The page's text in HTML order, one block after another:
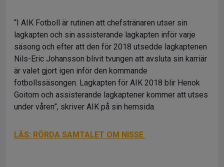
“I AIK Fotboll är rutinen att chefstränaren utser sin
lagkapten och sin assisterande lagkapten inför varje
säsong och efter att den för 2018 utsedde lagkaptenen
Nils-Eric Johansson blivit tvungen att avsluta sin karriär
är valet gjort igen inför den kommande
fotbollssäsongen. Lagkapten för AIK 2018 blir Henok
Goitom och assisterande lagkaptener kommer att utses
under våren”, skriver AIK på sin hemsida.
LÄS: RÖRDA SAMTALET OM NISSE